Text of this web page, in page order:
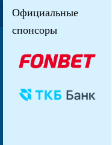
Официальные
спонсоры